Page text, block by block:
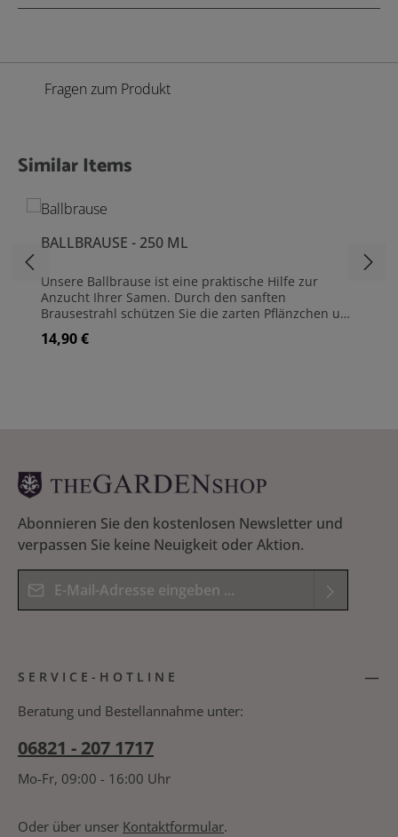
Fragen zum Produkt
Produktgalerie überspringen
Similar Items
BALLBRAUSE - 250 ML
Unsere Ballbrause ist eine praktische Hilfe zur
Anzucht Ihrer Samen. Durch den sanften
Brausestrahl schützen Sie die zarten Pflänzchen und
Keimlinge und versorgen sie trotzdem mit
ausreichend Feuchtigkeit. Sie ist ebenso perfekt für
Regulärer Preis:
14,90 €
Abonnieren Sie den kostenlosen Newsletter und
verpassen Sie keine Neuigkeit oder Aktion.
E-Mail-Adresse*
Kenntnis genommen und die
Bitte geben Sie das Ergebnis der Gleichung in das
nachfolgende Textfeld ein. *
SERVICE-HOTLINE
Beratung und Bestellannahme unter:
06821 - 207 1717
Mo-Fr, 09:00 - 16:00 Uhr
Oder über unser Kontaktformular.